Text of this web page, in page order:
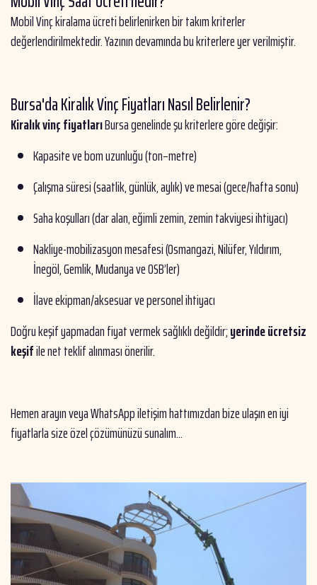
Mobil Vinç kiralama ücreti belirlenirken bir takım kriterler
değerlendirilmektedir. Yazının devamında bu kriterlere yer verilmiştir.
Bursa'da Kiralık Vinç Fiyatları Nasıl Belirlenir?
Kiralık vinç fiyatlarıBursa genelinde şu kriterlere göre değişir:
Kapasite ve bom uzunluğu (ton–metre)
Çalışma süresi (saatlik, günlük, aylık) ve mesai (gece/hafta sonu)
Saha koşulları (dar alan, eğimli zemin, zemin takviyesi ihtiyacı)
Nakliye-mobilizasyon mesafesi (Osmangazi, Nilüfer, Yıldırım,
İnegöl, Gemlik, Mudanya ve OSB’ler)
İlave ekipman/aksesuar ve personel ihtiyacı
Doğru keşif yapmadan fiyat vermek sağlıklı değildir;yerinde ücretsiz
keşifile net teklif alınması önerilir.
Hemen arayın veya WhatsApp iletişim hattımızdan bize ulaşın en iyi
fiyatlarla size özel çözümünüzü sunalım...